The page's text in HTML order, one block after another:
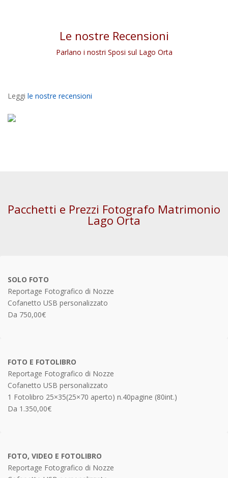
Le nostre Recensioni
Parlano i nostri Sposi sul Lago Orta
Leggi le nostre recensioni
Pacchetti e Prezzi Fotografo Matrimonio
Lago Orta
SOLO FOTO
Reportage Fotografico di Nozze
Cofanetto USB personalizzato
Da 750,00€
FOTO E FOTOLIBRO
Reportage Fotografico di Nozze
Cofanetto USB personalizzato
1 Fotolibro 25×35(25×70 aperto) n.40pagine (80int.)
Da 1.350,00€
FOTO, VIDEO E FOTOLIBRO
Reportage Fotografico di Nozze